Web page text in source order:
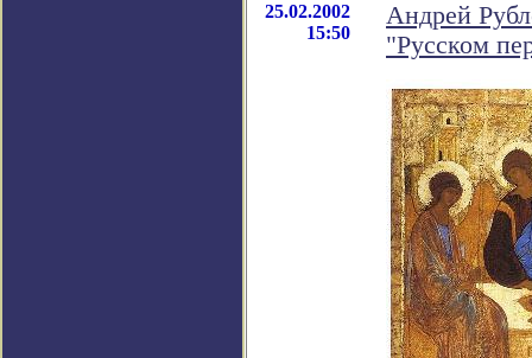
25.02.2002
15:50
Андрей
"Русском